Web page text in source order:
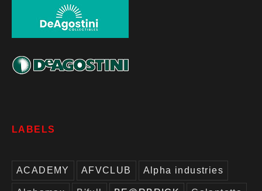
LABELS
ACADEMY AFVCLUB Alpha industries